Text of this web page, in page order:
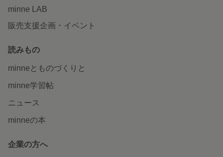
minne LAB
販売支援企画・イベント
読みもの
minneとものづくりと
minne学習帖
ニュース
minneの本
企業の方へ